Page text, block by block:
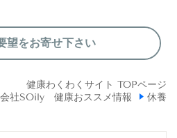
望をお寄せ下さい
健康わくわくサイト TOPページ
社SOily 健康おススメ情報
休養